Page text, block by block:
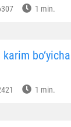
1 min.
karim
1 min.